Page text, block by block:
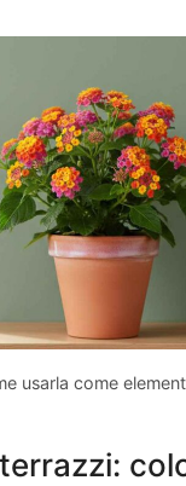
usarla come